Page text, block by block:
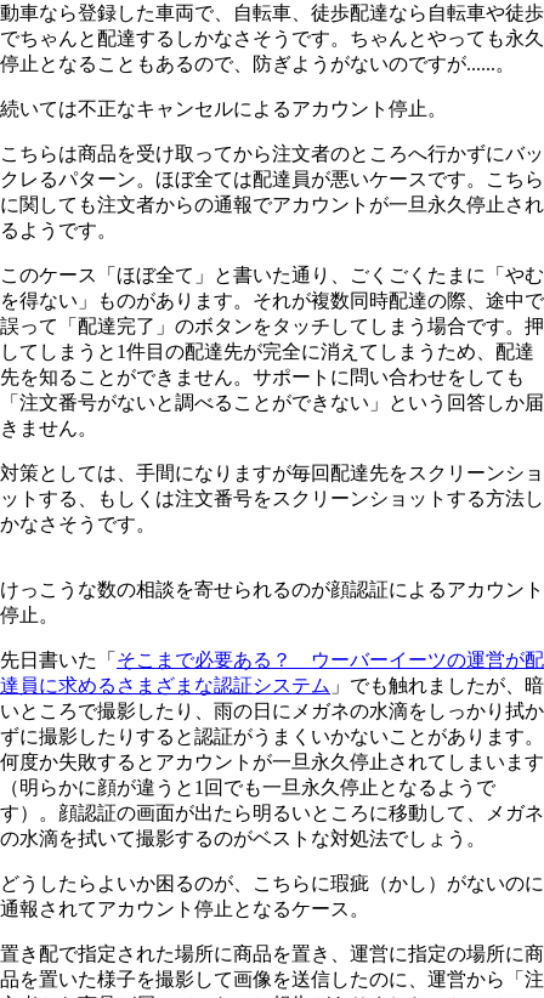
動車なら登録した車両で、自転車、徒歩配達なら自転車や徒歩
でちゃんと配達するしかなさそうです。ちゃんとやっても永久
停止となることもあるので、防ぎようがないのですが......。
続いては不正なキャンセルによるアカウント停止。
こちらは商品を受け取ってから注文者のところへ行かずにバッ
クレるパターン。ほぼ全ては配達員が悪いケースです。こちら
に関しても注文者からの通報でアカウントが一旦永久停止され
るようです。
このケース「ほぼ全て」と書いた通り、ごくごくたまに「やむ
を得ない」ものがあります。それが複数同時配達の際、途中で
誤って「配達完了」のボタンをタッチしてしまう場合です。押
してしまうと1件目の配達先が完全に消えてしまうため、配達
先を知ることができません。サポートに問い合わせをしても
「注文番号がないと調べることができない」という回答しか届
きません。
対策としては、手間になりますが毎回配達先をスクリーンショ
ットする、もしくは注文番号をスクリーンショットする方法し
かなさそうです。
けっこうな数の相談を寄せられるのが顔認証によるアカウント
停止。
先日書いた「 そこまで必要ある？ ウーバーイーツの運営が配
達員に求めるさまざまな認証システム 」でも触れましたが、暗
いところで撮影したり、雨の日にメガネの水滴をしっかり拭か
ずに撮影したりすると認証がうまくいかないことがあります。
何度か失敗するとアカウントが一旦永久停止されてしまいます
（明らかに顔が違うと1回でも一旦永久停止となるようで
す）。顔認証の画面が出たら明るいところに移動して、メガネ
の水滴を拭いて撮影するのがベストな対処法でしょう。
どうしたらよいか困るのが、こちらに瑕疵（かし）がないのに
通報されてアカウント停止となるケース。
置き配で指定された場所に商品を置き、運営に指定の場所に商
品を置いた様子を撮影して画像を送信したのに、運営から「注